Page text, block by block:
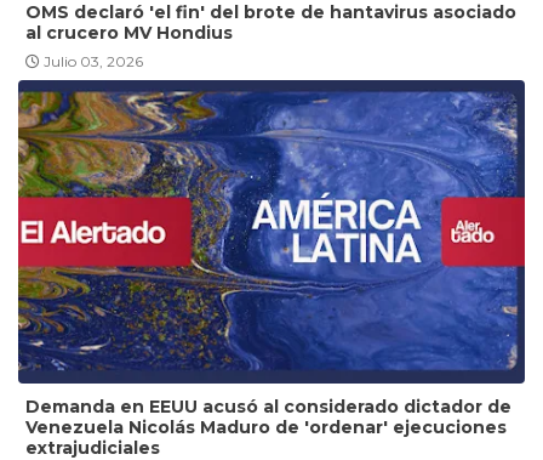
OMS declaró 'el fin' del brote de hantavirus asociado
al crucero MV Hondius
Julio 03, 2026
Demanda en EEUU acusó al considerado dictador de
Venezuela Nicolás Maduro de 'ordenar' ejecuciones
extrajudiciales